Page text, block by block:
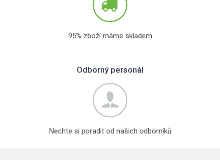
95% zboží máme skladem
Odborný personál
Nechte si poradit od našich odborníků